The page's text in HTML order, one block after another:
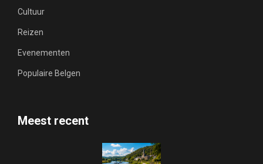
Cultuur
Reizen
Evenementen
Populaire Belgen
Meest recent